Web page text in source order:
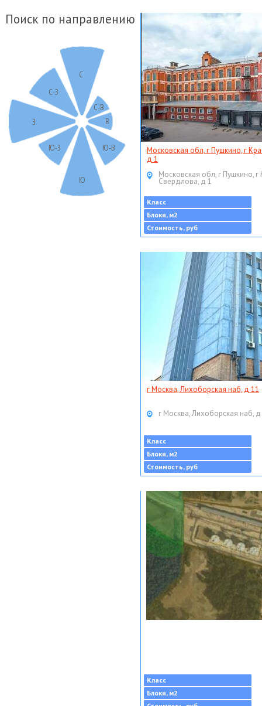
Поиск по направлению
С
С-В
В
Ю-В
Ю
Ю-З
З
С-З
Московская обл, г Пушкино, г
д 1
Московская обл, г Пушкино, г
Свердлова, д 1
Класс
Блоки, м2
Стоимость, руб
г Москва, Лихоборская наб, д 11
г Москва, Лихоборская наб,
Класс
Блоки, м2
Стоимость, руб
Класс
Блоки, м2